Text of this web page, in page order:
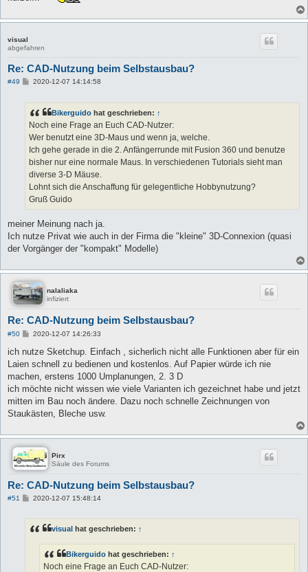
visual
abgefahren
Re: CAD-Nutzung beim Selbstausbau?
#49
B
r
a
g
2020-12-07 14:14:58
Bikerguido hat geschrieben: ↑
Noch eine Frage an Euch CAD-Nutzer:
Wer benutzt eine 3D-Maus und wenn ja, welche.
Ich gehe gerade in die 2. Anfängerrunde mit Fusion 360 und benutze
bisher nur eine normale Maus. In verschiedenen Tutorials sieht man
diverse 3-D Mäuse.
Lohnt sich die Anschaffung für gelegentliche Hobbynutzung?
Gruß Guido
meiner Meinung nach ja.
Ich nutze Privat wie auch in der Firma die "kleine" 3D-Connexion (quasi
der Vorgänger der "kompakt" Modelle)
nalaliaka
infiziert
Re: CAD-Nutzung beim Selbstausbau?
#50
B
i
r
a
2020-12-07 14:26:33
ich nutze Sketchup. Einfach , sicherlich nicht alle Funktionen aber für ein
Laien schnell zu bedienen und kostenlos. Auf Papier würde ich nie
machen, erstens 1000 Umplanungen, 2. 3 D
ich möchte nicht wissen wie viele Varianten ich gezeichnet habe und jetzt
mitten im Bau noch ändere. Dazu noch schnelle Zeichnungen von
Staukästen, Bleche usw.
Pirx
Säule des Forums
Re: CAD-Nutzung beim Selbstausbau?
#51
B
r
2020-12-07 15:48:14
visual hat geschrieben: ↑
Bikerguido hat geschrieben: ↑
Noch eine Frage an Euch CAD-Nutzer: